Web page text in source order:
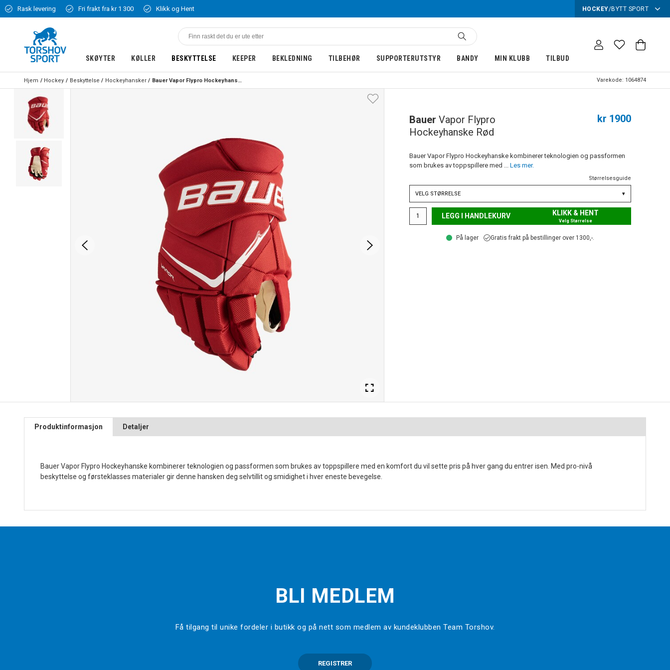
Rask levering Fri frakt fra kr 1 300 Klikk og Hent HOCKEY/BYTT SPORT
SKØYTER KØLLER BESKYTTELSE KEEPER BEKLEDNING TILBEHØR SUPPORTERUTSTYR BANDY MIN KLUBB TILBUD
Hjem Hockey Beskyttelse Hockeyhansker Bauer Vapor Flypro Hockeyhanske Rød Varekode: 1064874
Bauer Vapor Flypro
Hockeyhanske Rød
kr 1900
Bauer Vapor Flypro Hockeyhanske kombinerer teknologien og passformen
som brukes av toppspillere med ... Les mer.
Størrelsesguide
VELG STØRRELSE ▾
LEGG I HANDLEKURV KLIKK & HENT
Velg Størrelse
På lager Gratis frakt på bestillinger over 1300,-.
Produktinformasjon Detaljer
Bauer Vapor Flypro Hockeyhanske kombinerer teknologien og passformen som brukes av toppspillere med en komfort du vil sette pris på hver gang du entrer isen. Med pro-nivå
beskyttelse og førsteklasses materialer gir denne hansken deg selvtillit og smidighet i hver eneste bevegelse.
BLI MEDLEM
Få tilgang til unike fordeler i butikk og på nett som medlem av kundeklubben Team Torshov.
REGISTRER